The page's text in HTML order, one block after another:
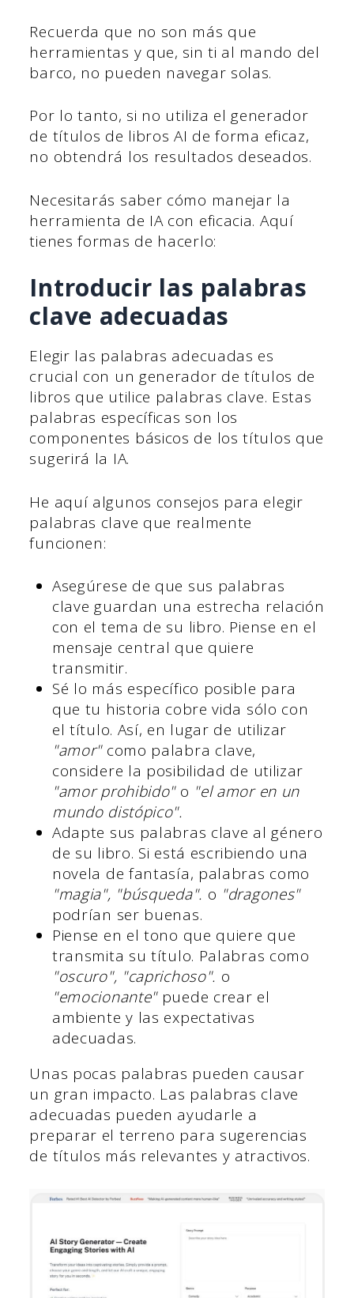
Recuerda que no son más que
herramientas y que, sin ti al mando del
barco, no pueden navegar solas.
Por lo tanto, si no utiliza el generador
de títulos de libros AI de forma eficaz,
no obtendrá los resultados deseados.
Necesitarás saber cómo manejar la
herramienta de IA con eficacia. Aquí
tienes formas de hacerlo:
Introducir las palabras
clave adecuadas
Elegir las palabras adecuadas es
crucial con un generador de títulos de
libros que utilice palabras clave. Estas
palabras específicas son los
componentes básicos de los títulos que
sugerirá la IA.
He aquí algunos consejos para elegir
palabras clave que realmente
funcionen:
Asegúrese de que sus palabras
clave guardan una estrecha relación
con el tema de su libro. Piense en el
mensaje central que quiere
transmitir.
Sé lo más específico posible para
que tu historia cobre vida sólo con
el título. Así, en lugar de utilizar
"amor"como palabra clave,
considere la posibilidad de utilizar
"amor prohibido"o "el amor en un
mundo distópico".
Adapte sus palabras clave al género
de su libro. Si está escribiendo una
novela de fantasía, palabras como
"magia", "búsqueda". o "dragones"
podrían ser buenas.
Piense en el tono que quiere que
transmita su título. Palabras como
"oscuro", "caprichoso". o
"emocionante"puede crear el
ambiente y las expectativas
adecuadas.
Unas pocas palabras pueden causar
un gran impacto. Las palabras clave
adecuadas pueden ayudarle a
preparar el terreno para sugerencias
de títulos más relevantes y atractivos.